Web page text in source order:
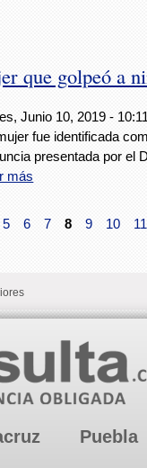
que golpeó a
Junio 10, 2019 -
fue identificada
presentada por el
más
5 6 7 8 9 10 11
Puebla